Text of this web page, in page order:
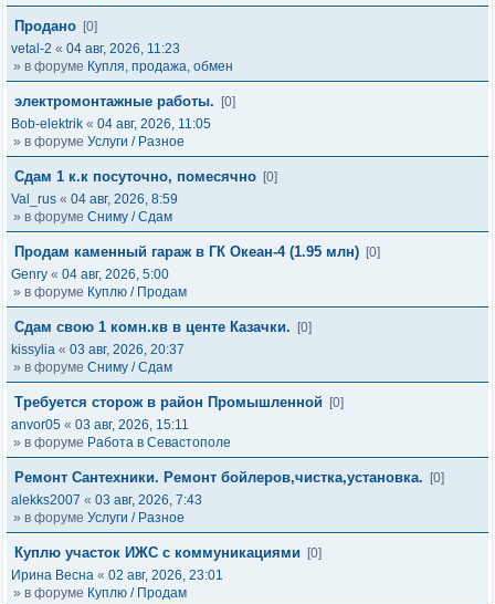
Продано [0]
vetal-2 « 04 авг, 2026, 11:23
» в форуме Купля, продажа, обмен
электромонтажные работы.
[0]
Bob-elektrik « 04 авг, 2026, 11:05
» в форуме Услуги / Разное
Сдам 1 к.к посуточно, помесячно [0]
Val_rus « 04 авг, 2026, 8:59
» в форуме Сниму / Сдам
Продам каменный гараж в ГК Океан-4 (1.95 млн) [0]
Genry « 04 авг, 2026, 5:00
» в форуме Куплю / Продам
Сдам свою 1 комн.кв в центе Казачки.
[0]
kissylia « 03 авг, 2026, 20:37
» в форуме Сниму / Сдам
Требуется сторож в район Промышленной
[0]
anvor05 « 03 авг, 2026, 15:11
» в форуме Работа в Севастополе
Ремонт Сантехники. Ремонт бойлеров,чистка,установка.
[0]
alekks2007 « 03 авг, 2026, 7:43
» в форуме Услуги / Разное
Куплю участок ИЖС с коммуникациями
[0]
Ирина Весна « 02 авг, 2026, 23:01
» в форуме Куплю / Продам